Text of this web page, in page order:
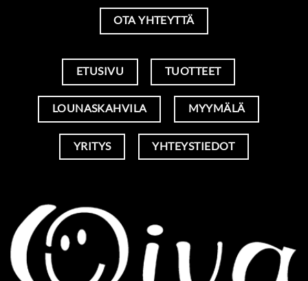
OTA YHTEYTTÄ
ETUSIVU TUOTTEET
LOUNASKAHVILA MYYMÄLÄ
YRITYS YHTEYSTIEDOT